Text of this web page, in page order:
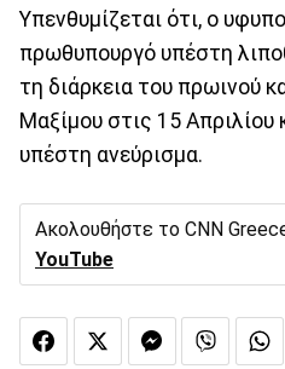
Υπενθυμίζεται ότι, ο
πρωθυπουργό υπέστη
τη διάρκεια του πρωινού
Μαξίμου στις 15
υπέστη ανεύρισμα.
Ακολουθήστε το CNN
YouTube